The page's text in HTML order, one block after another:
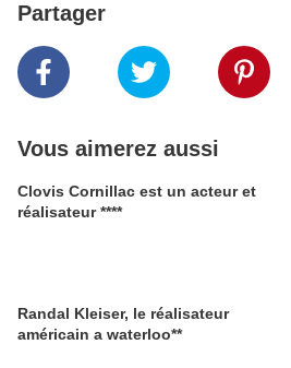
Partager
Vous aimerez aussi
Clovis Cornillac est un acteur et
réalisateur ****
Randal Kleiser, le réalisateur
américain a waterloo**